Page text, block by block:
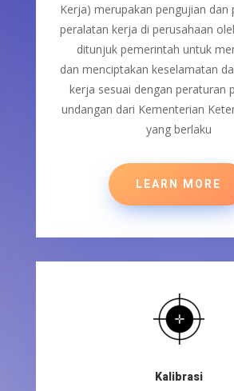
Kerja) merupakan pengujian dan
peralatan kerja di perusahaan
ditunjuk pemerintah untuk
danmenciptakan keselamatan
kerja sesuai dengan peraturan
undangan dari Kementerian
yang berlaku
LEARN MORE
Kalibrasi